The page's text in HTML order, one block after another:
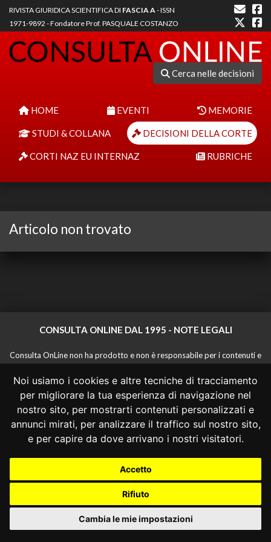
Noi usiamo i cookies e altre tecniche di tracciamento
per migliorare la tua esperienza di navigazione nel
nostro sito, per mostrarti contenuti personalizzati e
annunci mirati, per analizzare il traffico sul nostro sito,
e per capire da dove arrivano i nostri visitatori.
Accetto
Rifiuto
Cambia le mie impostazioni
RIVISTA GIURIDICA SCIENTIFICA DI FASCIA A- ISSN
1971-9892 - Fondatore Prof. PASQUALE COSTANZO
Cerca nelle decisioni
HOME EVENTI MEMORIE
STUDI & COLLANA DECISIONI DELLA CORTE
CORTI NAZ EU INTERNAZ RUBRICHE
Articolo non trovato
CONSULTA ONLINE DAL 1995 - NOTE LEGALI
Consulta OnLine non ha prodotto e non è responsabile per i contenuti e
le informazioni legali di siti collegati.
La consultazione di questi o del materiale contenuto nel sito non
costituisce una relazione di consulenza legale.
Nessuno deve confidare o agire in base alle informazioni disponibili in
questo sito senza una consulenza legale professionale.
info@giurcost.org| Giurisprudenza Costituzionale|